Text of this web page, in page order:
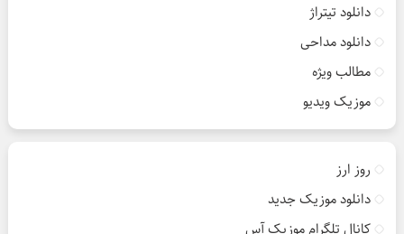
دانلود تیتراژ
دانلود مداحی
مطالب ویژه
موزیک ویدیو
روز ارز
دانلود موزیک جدید
کانال تلگرام موزیک آس